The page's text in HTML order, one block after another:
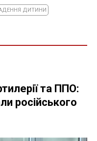
ДИТИНИ
та ППО:
російського